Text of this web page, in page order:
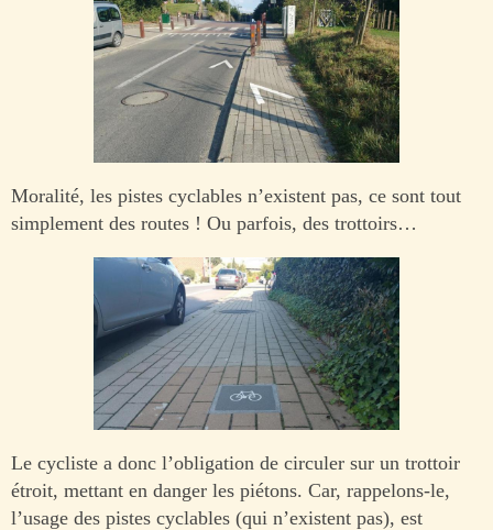
Moralité, les pistes cyclables n’existent pas, ce sont tout
simplement des routes ! Ou parfois, des trottoirs…
Le cycliste a donc l’obligation de circuler sur un trottoir
étroit, mettant en danger les piétons. Car, rappelons-le,
l’usage des pistes cyclables (qui n’existent pas), est